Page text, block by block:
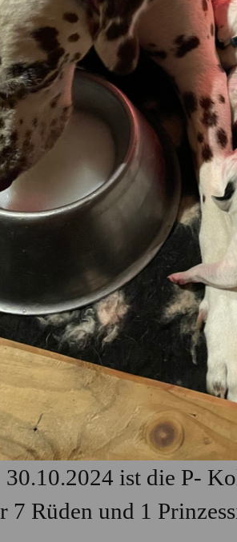
30.10.2024 ist die P-
7 Rüden und 1